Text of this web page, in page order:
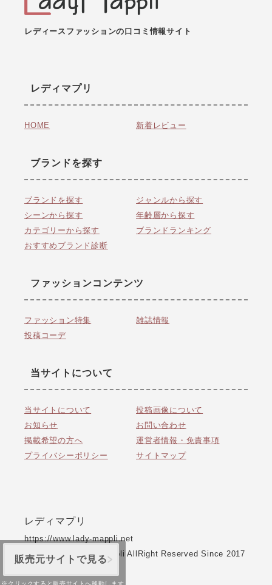
販売元サイトで見る
※クリックすると販売サイトへ移動します
レディースファッションの口コミ情報サイト
レディマプリ
HOME 新着レビュー
ブランドを探す
ブランドを探す
ジャンルから探す
シーンから探す
年齢層から探す
カテゴリーから探す
ブランドランキング
おすすめブランド診断
ファッションコンテンツ
ファッション特集
雑誌情報
投稿コーデ
当サイトについて
当サイトについて
投稿画像について
お知らせ
お問い合わせ
掲載希望の方へ
運営者情報・免責事項
プライバシーポリシー
サイトマップ
レディマプリ
https://www.lady-mappli.net
CopyRight © Lady Mappli AllRight Reserved Since 2017